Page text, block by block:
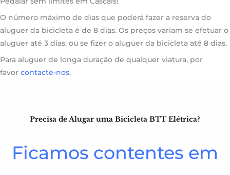
O número máximo de dias que poderá fazer a reserva do
aluguer da bicicleta é de 8 dias. Os preços variam se efetuar o
aluguer até 3 dias, ou se fizer o aluguer da bicicleta até 8 dias.
Para aluguer de longa duração de qualquer viatura, por
favor contacte-nos.
Precisa de Alugar uma Bicicleta BTT Elétrica?​
Ficamos contentes em